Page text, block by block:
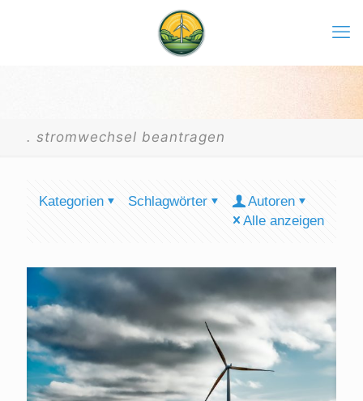
. stromwechsel beantragen
Kategorien Schlagwörter
Autoren
Alle anzeigen